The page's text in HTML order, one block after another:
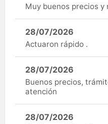
Muy buenos precios y
28/07/2026
Actuaron rápido .
28/07/2026
Buenos precios,
atención
28/07/2026